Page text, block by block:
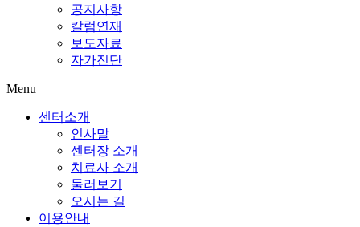
공지사항
칼럼연재
보도자료
자가진단
Menu
센터소개
인사말
센터장 소개
치료사 소개
둘러보기
오시는 길
이용안내